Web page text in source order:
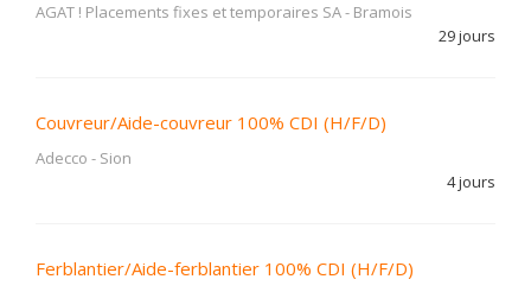
AGAT ! Placements fixes et temporaires SA- Bramois
29 jours
Couvreur/Aide-couvreur 100% CDI (H/F/D)
Adecco - Sion
4 jours
Ferblantier/Aide-ferblantier 100% CDI (H/F/D)